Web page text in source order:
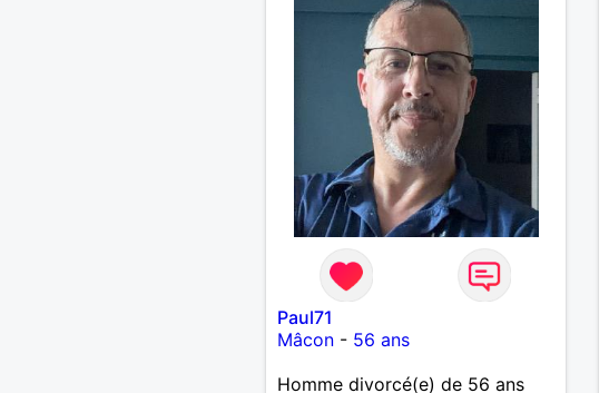
Paul71
Mâcon- 56 ans
Homme divorcé(e) de 56 ans